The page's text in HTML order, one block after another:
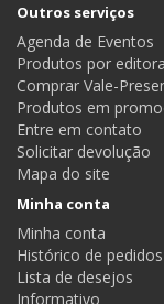
Outros serviços
Agenda de Eventos
Produtos por editora
Comprar Vale-
Produtos em
Entre em contato
Solicitar devolução
Mapa do site
Minha conta
Minha conta
Histórico de pedidos
Lista de desejos
Informativo